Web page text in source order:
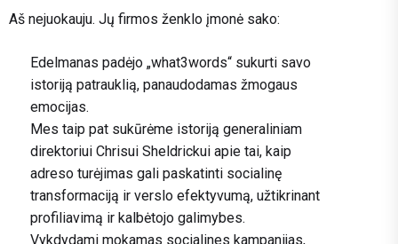
Aš nejuokauju. Jų firmos ženklo įmonė sako:
Edelmanas padėjo „what3words“ sukurti savo
istoriją patrauklią, panaudodamas žmogaus
emocijas.
Mes taip pat sukūrėme istoriją generaliniam
direktoriui Chrisui Sheldrickui apie tai, kaip
adreso turėjimas gali paskatinti socialinę
transformaciją ir verslo efektyvumą, užtikrinant
profiliavimą ir kalbėtojo galimybes.
Vykdydami mokamas socialines kampanijas,